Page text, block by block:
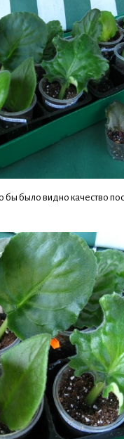
бы было видно качество